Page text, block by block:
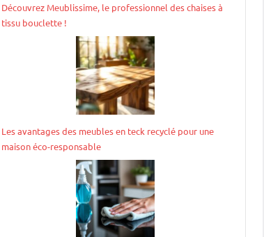
Découvrez Meublissime, le professionnel des chaises à
tissu bouclette !
Les avantages des meubles en teck recyclé pour une
maison éco-responsable